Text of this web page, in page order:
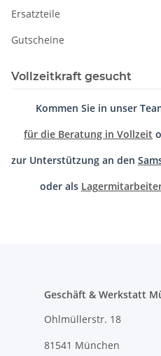
Ersatzteile
Gutscheine
Vollzeitkraft gesucht
Kommen Sie in unser
für die Beratung in Vollzeit
zur Unterstützung an den
oder als
Geschäft & Werkstatt
Ohlmüllerstr. 18
81541 München